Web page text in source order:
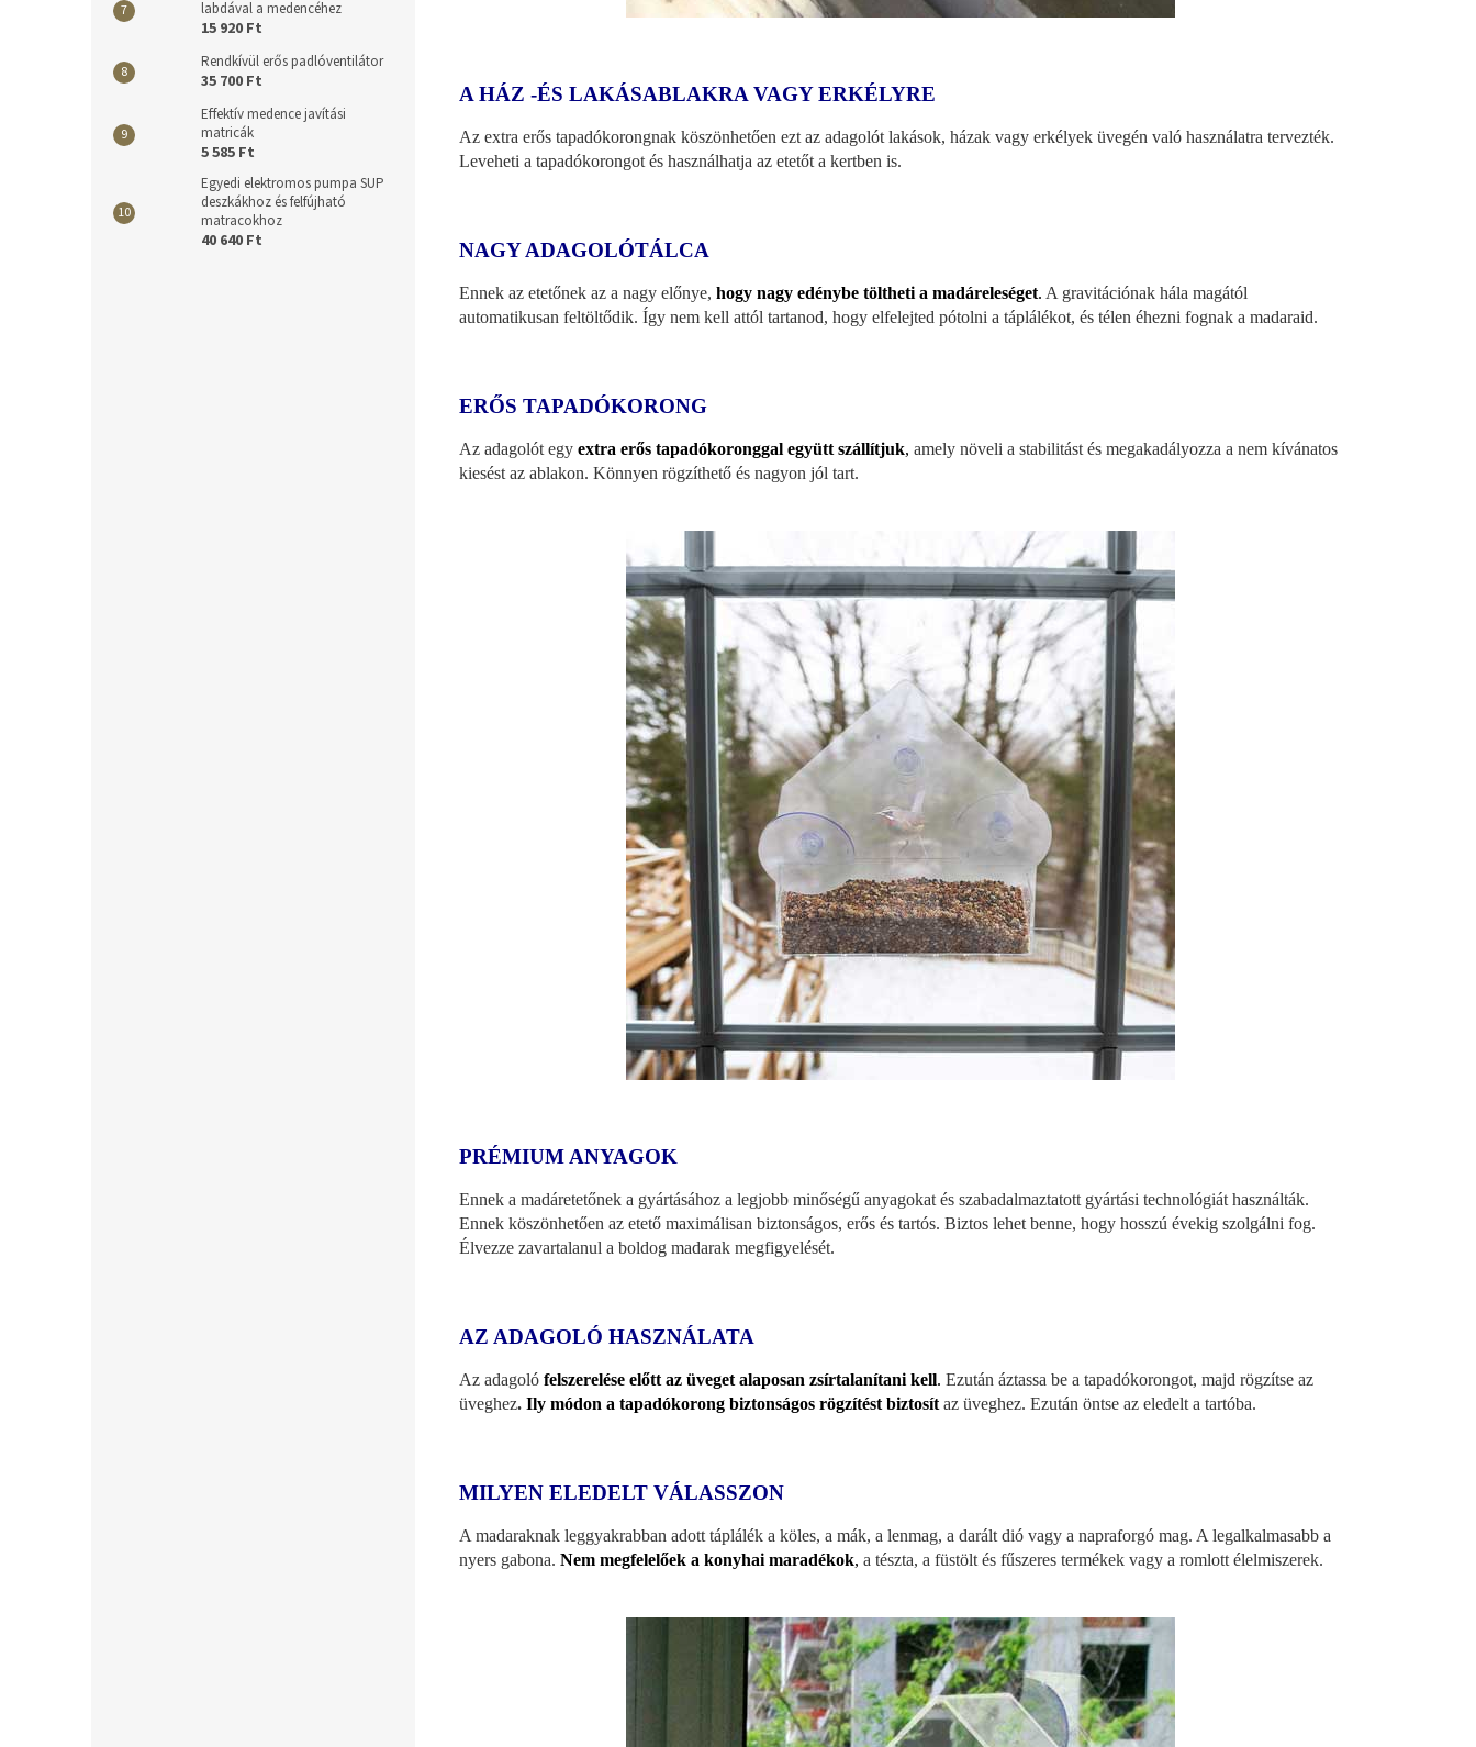
labdával a medencéhez
15 920 Ft
Rendkívül erős padlóventilátor
35 700 Ft
Effektív medence javítási
matricák
5 585 Ft
Egyedi elektromos pumpa SUP
deszkákhoz és felfújható
matracokhoz
40 640 Ft
A HÁZ -ÉS LAKÁSABLAKRA VAGY ERKÉLYRE
Az extra erős tapadókorongnak köszönhetően ezt az adagolót lakások, házak vagy erkélyek üvegén való használatra tervezték.
Leveheti a tapadókorongot és használhatja az etetőt a kertben is.
NAGY ADAGOLÓTÁLCA
Ennek az etetőnek az a nagy előnye, hogy nagy edénybe töltheti a madáreleséget. A gravitációnak hála magától
automatikusan feltöltődik. Így nem kell attól tartanod, hogy elfelejted pótolni a táplálékot, és télen éhezni fognak a madaraid.
ERŐS TAPADÓKORONG
Az adagolót egy extra erős tapadókoronggal együtt szállítjuk, amely növeli a stabilitást és megakadályozza a nem kívánatos
kiesést az ablakon. Könnyen rögzíthető és nagyon jól tart.
PRÉMIUM ANYAGOK
Ennek a madáretetőnek a gyártásához a legjobb minőségű anyagokat és szabadalmaztatott gyártási technológiát használták.
Ennek köszönhetően az etető maximálisan biztonságos, erős és tartós. Biztos lehet benne, hogy hosszú évekig szolgálni fog.
Élvezze zavartalanul a boldog madarak megfigyelését.
AZ ADAGOLÓ HASZNÁLATA
Az adagoló felszerelése előtt az üveget alaposan zsírtalanítani kell. Ezután áztassa be a tapadókorongot, majd rögzítse az
üveghez. Ily módon a tapadókorong biztonságos rögzítést biztosít az üveghez. Ezután öntse az eledelt a tartóba.
MILYEN ELEDELT VÁLASSZON
A madaraknak leggyakrabban adott táplálék a köles, a mák, a lenmag, a darált dió vagy a napraforgó mag. A legalkalmasabb a
nyers gabona. Nem megfelelőek a konyhai maradékok, a tészta, a füstölt és fűszeres termékek vagy a romlott élelmiszerek.